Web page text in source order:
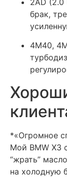
брак,
4M40,
*«Огромное
Мой BMW X3
“жрать”
на холодную